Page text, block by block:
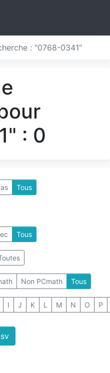
: "0768-0341"
: 0
Tous
Tous
Non PCmath Tous
I J K L M N O P